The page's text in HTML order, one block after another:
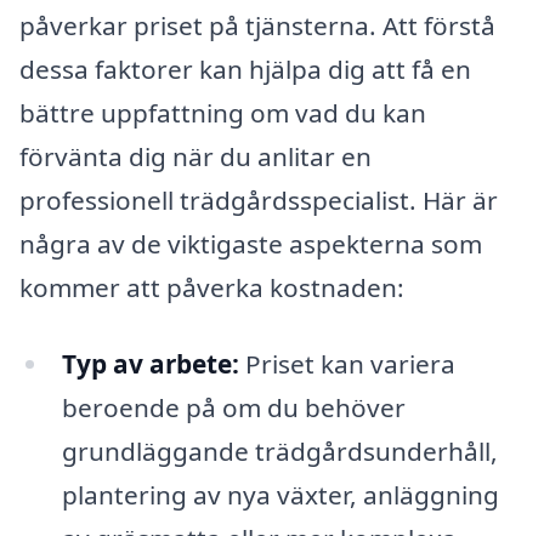
påverkar priset på tjänsterna. Att förstå
dessa faktorer kan hjälpa dig att få en
bättre uppfattning om vad du kan
förvänta dig när du anlitar en
professionell trädgårdsspecialist. Här är
några av de viktigaste aspekterna som
kommer att påverka kostnaden:
Typ av arbete: Priset kan variera
beroende på om du behöver
grundläggande trädgårdsunderhåll,
plantering av nya växter, anläggning